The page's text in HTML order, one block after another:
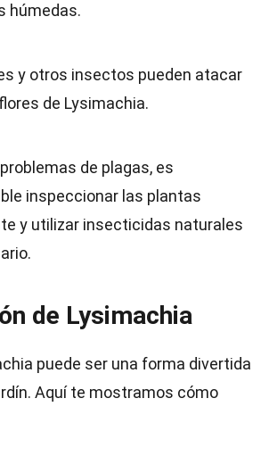
húmedas.
y otros insectos pueden atacar
de Lysimachia.
de plagas, es
inspeccionar las plantas
y utilizar insecticidas naturales
de Lysimachia
puede ser una forma divertida
Aquí te mostramos cómo